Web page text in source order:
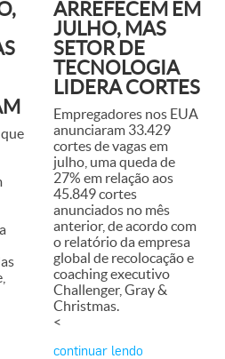
ARREFECEM EM
JULHO, MAS
SETOR DE
TECNOLOGIA
LIDERA CORTES
Empregadores nos EUA
anunciaram 33.429
cortes de vagas em
julho, uma queda de
27% em relação aos
45.849 cortes
anunciados no mês
anterior, de acordo com
o relatório da empresa
global de recolocação e
coaching executivo
Challenger, Gray &
Christmas.
<
continuar lendo